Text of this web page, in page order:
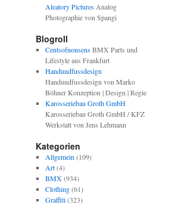
Aleatory PicturesAnalog
Photographie von Spangi
Blogroll
CentsofnonsensBMX Parts und
Lifestyle aus Frankfurt
Handundfussdesign
Handundfussdesign von Marko
Böhner Konzeption | Design | Regie
Karosseriebau Groth GmbH
Karosseriebau Groth GmbH / KFZ
Werkstatt von Jens Lehmann
Kategorien
Allgemein (109)
Art(4)
BMX(934)
Clothing(61)
Graffiti(323)